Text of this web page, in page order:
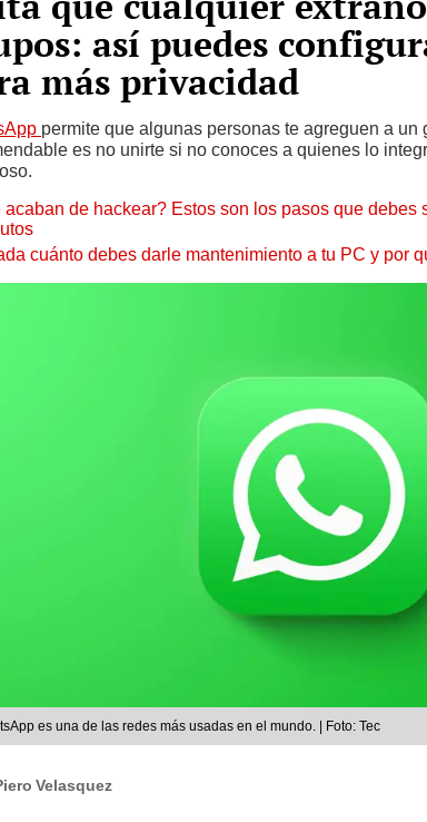
así puedes
más privacidad
permite que algunas personas te agreguen a un
es no unirte si no conoces a quienes lo
acaban de hackear? Estos son los pasos que debes
cuánto debes darle mantenimiento a tu PC y por
es una de las redes más usadas en el mundo. | Foto: Tec
Velasquez